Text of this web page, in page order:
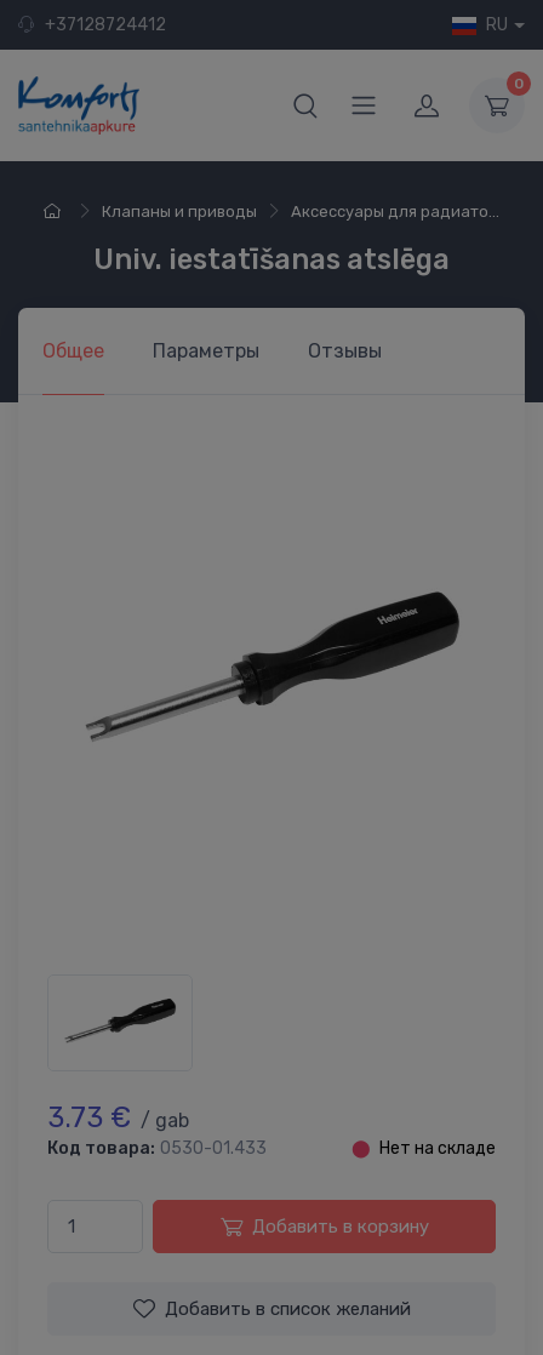
+37128724412 RU
0
Клапаны и приводы Аксессуары для радиато...
Univ. iestatīšanas atslēga
Общее Параметры Отзывы
3.73 € / gab
Код товара: 0530-01.433 ⬤ Нет на складе
Добавить в корзину
Добавить в список желаний